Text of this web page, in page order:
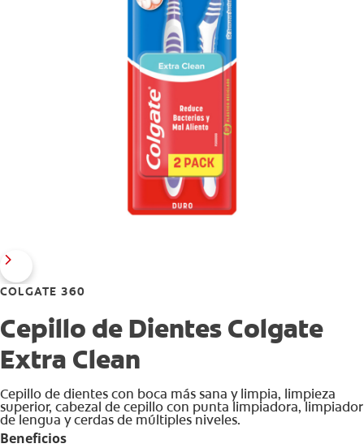
COLGATE 360
Cepillo de Dientes Colgate
Extra Clean
Cepillo de dientes con boca más sana y limpia, limpieza
superior, cabezal de cepillo con punta limpiadora, limpiador
de lengua y cerdas de múltiples niveles.
Beneficios